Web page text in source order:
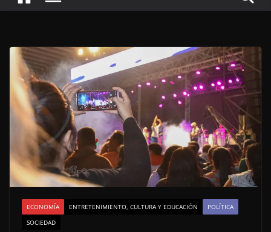
ECONOMÍA ENTRETENIMIENTO, CULTURA Y EDUCACIÓN
POLÍTICA
SOCIEDAD